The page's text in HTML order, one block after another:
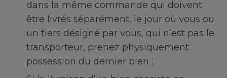
dans la même commande qui doivent
être livrés séparément, le jour où vous ou
un tiers désigné par vous, qui n’est pas le
transporteur, prenez physiquement
possession du dernier bien ;